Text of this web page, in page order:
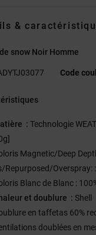
&
snow Noir Homme
Code
:Technologie
Magnetic/Deep
Repurposed/Overspray:
Blanc de Blanc :
et doublure :Shell
en taffetas 60%
doublées en